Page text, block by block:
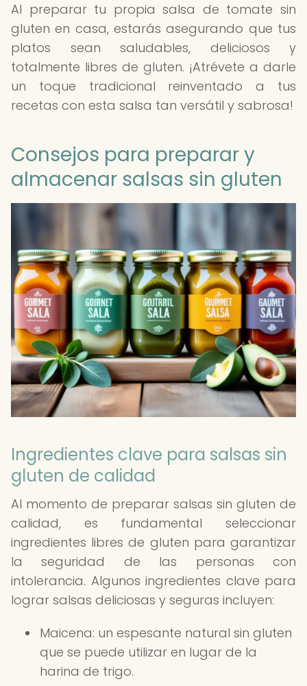
Al preparar tu propia salsa de tomate sin
gluten en casa, estarás asegurando que tus
platos sean saludables, deliciosos y
totalmente libres de gluten. ¡Atrévete a darle
un toque tradicional reinventado a tus
recetas con esta salsa tan versátil y sabrosa!
Consejos para preparar y
almacenar salsas sin gluten
Ingredientes clave para salsas sin
gluten de calidad
Al momento de preparar salsas sin gluten de
calidad, es fundamental seleccionar
ingredientes libres de gluten para garantizar
la seguridad de las personas con
intolerancia. Algunos ingredientes clave para
lograr salsas deliciosas y seguras incluyen:
Maicena: un espesante natural sin gluten
que se puede utilizar en lugar de la
harina de trigo.